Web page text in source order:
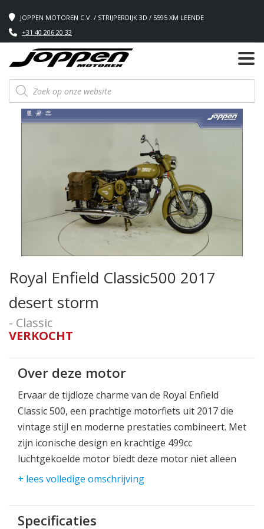
JOPPEN MOTOREN C.V. / STRIJPERDIJK 3D / 5595 XM LEENDE
+31 40 206 20 33
Producten
zoeken
Royal Enfield Classic500 2017
desert storm
- Classic
VERKOCHT
Over deze motor
Ervaar de tijdloze charme van de Royal Enfield
Classic 500, een prachtige motorfiets uit 2017 die
vintage stijl en moderne prestaties combineert. Met
zijn iconische design en krachtige 499cc
luchtgekoelde motor biedt deze motor niet alleen
een soepele rit, maar trekt ook de aandacht op
De Classic 500 is perfect voor zowel ervaren rijders
+ lees volledige omschrijving
Specificaties